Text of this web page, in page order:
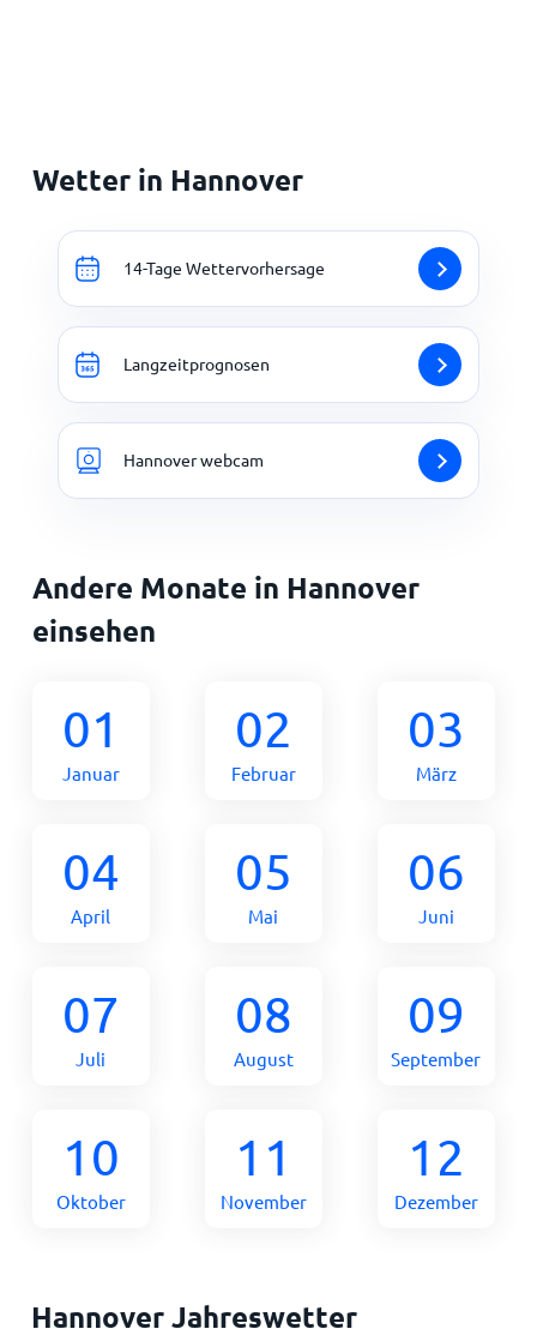
Wetter in Hannover
14-Tage Wettervorhersage
Langzeitprognosen
Hannover webcam
Andere Monate in Hannover
einsehen
01
Januar
02
Februar
03
März
04
April
05
Mai
06
Juni
07
Juli
08
August
09
September
10
Oktober
11
November
12
Dezember
Hannover Jahreswetter